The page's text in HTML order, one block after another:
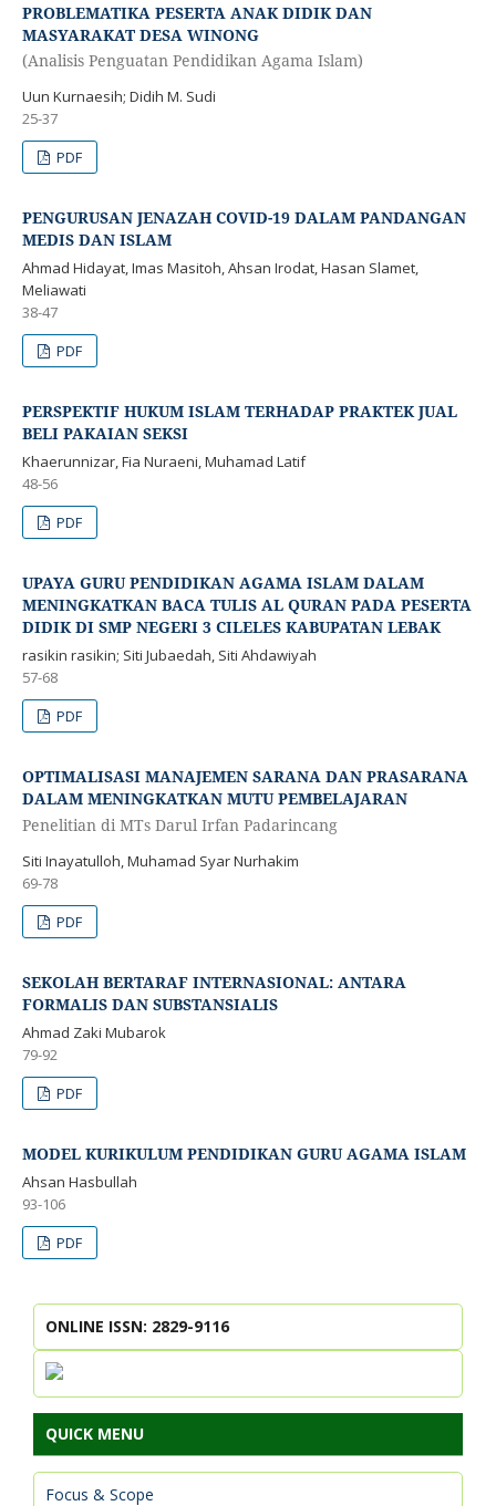
PROBLEMATIKA PESERTA ANAK DIDIK DAN
MASYARAKAT DESA WINONG
(Analisis Penguatan Pendidikan Agama Islam)
Uun Kurnaesih; Didih M. Sudi
25-37
PDF
PENGURUSAN JENAZAH COVID-19 DALAM PANDANGAN
MEDIS DAN ISLAM
Ahmad Hidayat, Imas Masitoh, Ahsan Irodat, Hasan Slamet,
Meliawati
38-47
PDF
PERSPEKTIF HUKUM ISLAM TERHADAP PRAKTEK JUAL
BELI PAKAIAN SEKSI
Khaerunnizar, Fia Nuraeni, Muhamad Latif
48-56
PDF
UPAYA GURU PENDIDIKAN AGAMA ISLAM DALAM
MENINGKATKAN BACA TULIS AL QURAN PADA PESERTA
DIDIK DI SMP NEGERI 3 CILELES KABUPATAN LEBAK
rasikin rasikin; Siti Jubaedah, Siti Ahdawiyah
57-68
PDF
OPTIMALISASI MANAJEMEN SARANA DAN PRASARANA
DALAM MENINGKATKAN MUTU PEMBELAJARAN
Penelitian di MTs Darul Irfan Padarincang
Siti Inayatulloh, Muhamad Syar Nurhakim
69-78
PDF
SEKOLAH BERTARAF INTERNASIONAL: ANTARA
FORMALIS DAN SUBSTANSIALIS
Ahmad Zaki Mubarok
79-92
PDF
MODEL KURIKULUM PENDIDIKAN GURU AGAMA ISLAM
Ahsan Hasbullah
93-106
PDF
ONLINE ISSN: 2829-9116
QUICK MENU
Focus & Scope